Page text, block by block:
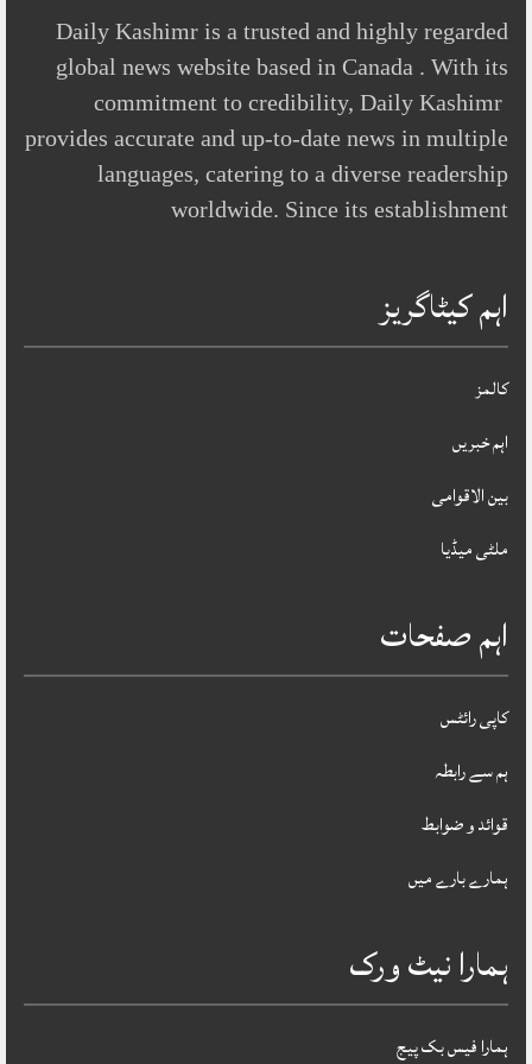
Daily Kashimr is a trusted and highly regarded
global news website based in Canada . With its
commitment to credibility, Daily Kashimr
provides accurate and up-to-date news in multiple
languages, catering to a diverse readership
worldwide. Since its establishment
اہم کیٹاگریز
کالمز
اہم خبریں
بین الاقوامی
ملٹی میڈیا
اہم صفحات
کاپی رائٹس
ہم سے رابطہ
قوائد و ضوابط
ہمارے بارے میں
ہمارا نیٹ ورک
ہمارا فیس بک پیج